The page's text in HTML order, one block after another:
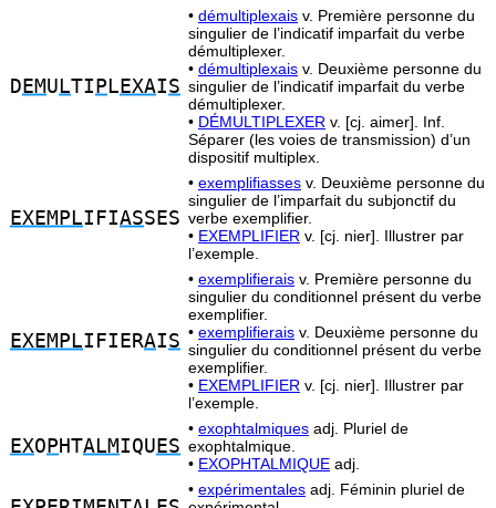
D EMU LTI P L EXAIS
• démultiplexais v. Première personne du
singulier de l’indicatif imparfait du verbe
démultiplexer.
• démultiplexais v. Deuxième personne du
singulier de l’indicatif imparfait du verbe
démultiplexer.
• DÉMULTIPLEXER v. [cj. aimer]. Inf.
Séparer (les voies de transmission) d’un
dispositif multiplex.
EXEMPLIFIASSES
• exemplifiasses v. Deuxième personne du
singulier de l’imparfait du subjonctif du
verbe exemplifier.
• EXEMPLIFIER v. [cj. nier]. Illustrer par
l’exemple.
EXEMPLIFIERAIS
• exemplifierais v. Première personne du
singulier du conditionnel présent du verbe
exemplifier.
• exemplifierais v. Deuxième personne du
singulier du conditionnel présent du verbe
exemplifier.
• EXEMPLIFIER v. [cj. nier]. Illustrer par
l’exemple.
EXO P HTALMIQU ES
• exophtalmiques adj. Pluriel de
exophtalmique.
• EXOPHTALMIQUE adj.
• expérimentales adj. Féminin pluriel de